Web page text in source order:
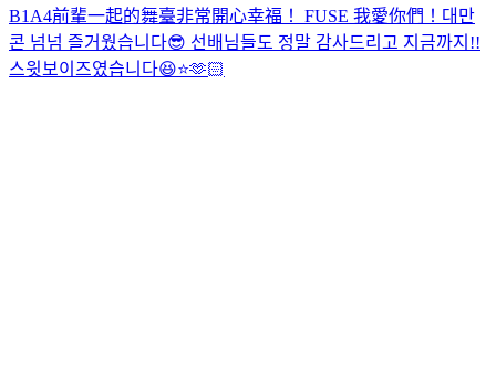
B1A4前輩一起的舞臺非常開心幸福！ FUSE 我愛你們！ 대만
콘 넘넘 즐거웠습니다😎 선배님들도 정말 감사드리고 지금까지!!
스윗보이즈였습니다😆⭐️🫶🏻